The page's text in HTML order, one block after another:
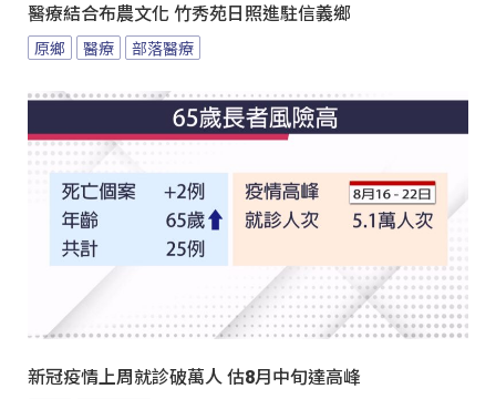
醫療結合布農文化 竹秀苑日照進駐信義鄉
原鄉 醫療 部落醫療
新冠疫情上周就診破萬人 估8月中旬達高峰